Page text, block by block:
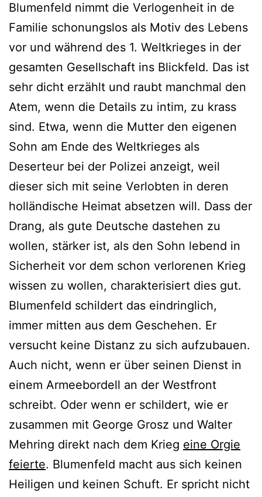
Blumenfeld nimmt die Verlogenheit in de
Familie schonungslos als Motiv des Lebens
vor und während des 1. Weltkrieges in der
gesamten Gesellschaft ins Blickfeld. Das ist
sehr dicht erzählt und raubt manchmal den
Atem, wenn die Details zu intim, zu krass
sind. Etwa, wenn die Mutter den eigenen
Sohn am Ende des Weltkrieges als
Deserteur bei der Polizei anzeigt, weil
dieser sich mit seine Verlobten in deren
holländische Heimat absetzen will. Dass der
Drang, als gute Deutsche dastehen zu
wollen, stärker ist, als den Sohn lebend in
Sicherheit vor dem schon verlorenen Krieg
wissen zu wollen, charakterisiert dies gut.
Blumenfeld schildert das eindringlich,
immer mitten aus dem Geschehen. Er
versucht keine Distanz zu sich aufzubauen.
Auch nicht, wenn er über seinen Dienst in
einem Armeebordell an der Westfront
schreibt. Oder wenn er schildert, wie er
zusammen mit George Grosz und Walter
Mehring direkt nach dem Krieg eine Orgie
feierte. Blumenfeld macht aus sich keinen
Heiligen und keinen Schuft. Er spricht nicht